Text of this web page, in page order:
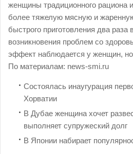
женщины традиционного рациона
более тяжелую мясную и
быстрого приготовления два
возникновения проблем со
эффект наблюдается у женщин,
По материалам: news-smi.ru
Состоялась инаугурация
Хорватии
В Дубае женщина хочет
выполняет супружеский долг
В Японии набирает